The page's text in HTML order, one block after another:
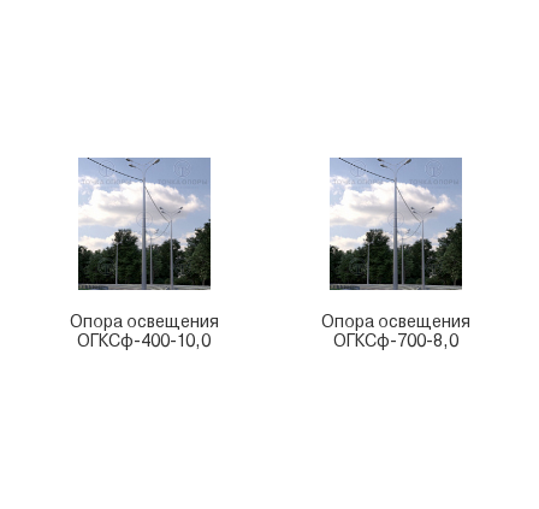
Опора освещения
ОГКСф-400-10,0
Опора освещения
ОГКСф-700-8,0